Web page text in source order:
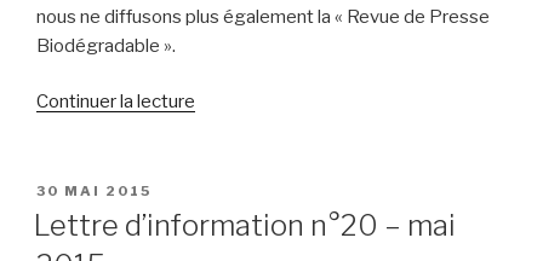
nous ne diffusons plus également la « Revue de Presse
Biodégradable ».
Continuer la lecture
publications »
PUBLIÉ
LE
30 MAI 2015
Lettre d’information n°20 – mai